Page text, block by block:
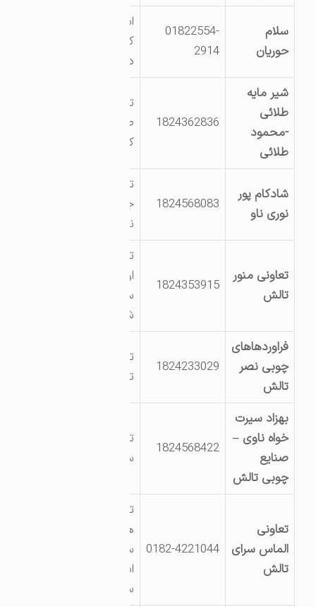
سلام
حوریان
01822554-
2914
استارا روستای
کوته کومه
دهستان لوندویل
شیر مایه
طلائی
-محمود
طلائی
1824362836
تالش شهرک
صنعتی تالش
کشلی
شادکام پور
نوری ناو
1824568083
تالش خلیف اباد
جنب کوچه شهید
نیک قلب
تعاونی منور
تالش
1824353915
تالش جوکندان
اول ماشین سازی
سید منور میر
شهابی
فراوردهاهای
چوبی نصر
تالش
1824233029
تالش روستای تی
تک جوکندان
بهزاد سیرت
خواه ناوی –
صنایع
چوبی تالش
1824568422
تالش اسالم بین
سه راه خلخال
تعاونی
الماس سرای
تالش
0182-4221044
تالش
هشتپرمیدان نماز
سه راه تکی تازه
اباد روستای کنده